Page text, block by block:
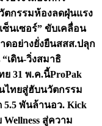
ตกรรมห้องลดฝุ่นแรง
ซ็นเซอร์” ขับเคลื่อน
ดอย่างยั่งยืนสสส.ปลุก
เดิน-วิ่งสมาธิ
ย 31 พ.ค.นี้ProPak
ไทยสู่ฮับนวัตกรรม
5.5 พันล้านอว. Kick
สู่ความ